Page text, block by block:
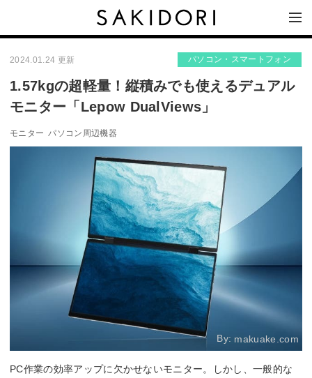
2024.01.24 更新 パソコン・スマートフォン
1.57kgの超軽量！縦積みでも使えるデュアル
モニター「Lepow DualViews」
モニター パソコン周辺機器
By: makuake.com
PC作業の効率アップに欠かせないモニター。しかし、一般的な